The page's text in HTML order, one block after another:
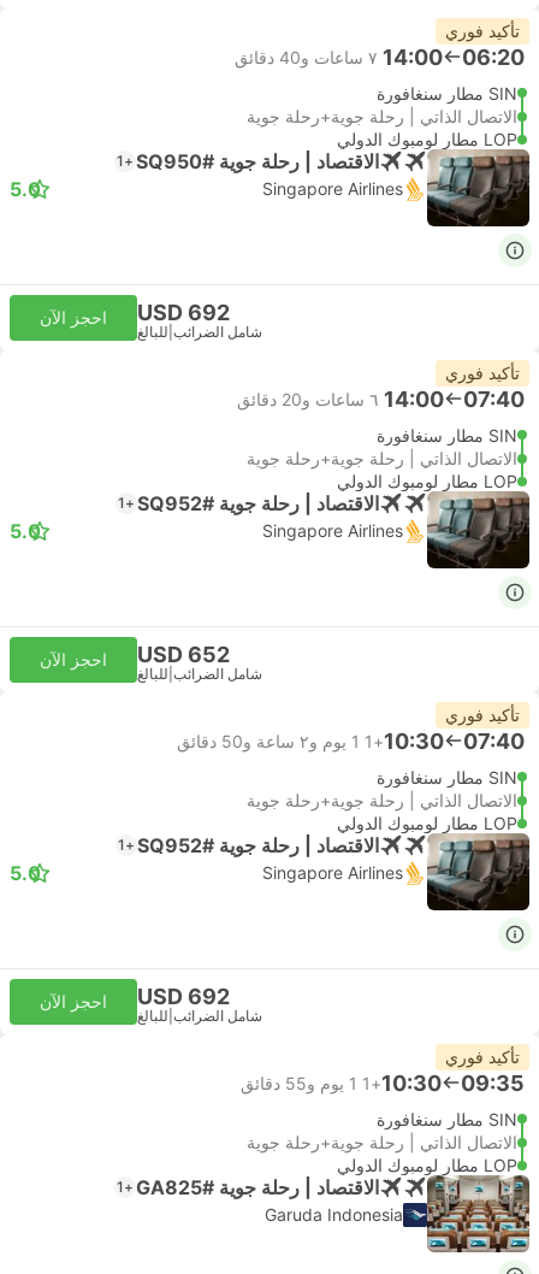
تأكيد فوري
06:20
14:00 ٧ ساعات و‫40 دقائق
SIN مطار سنغافورة
الاتصال الذاتي | رحلة جوية+رحلة جوية
LOP مطار لومبوك الدولي
الاقتصاد | رحلة جوية #SQ950 +1
Singapore Airlines
5.0
USD 692
شامل الضرائب للبالغ
احجز الآن
تأكيد فوري
07:40
14:00 ٦ ساعات و‫20 دقائق
SIN مطار سنغافورة
الاتصال الذاتي | رحلة جوية+رحلة جوية
LOP مطار لومبوك الدولي
الاقتصاد | رحلة جوية #SQ952 +1
Singapore Airlines
5.0
USD 652
شامل الضرائب للبالغ
احجز الآن
تأكيد فوري
07:40
10:30
+1
1 يوم و٢ ساعة و‫50 دقائق
SIN مطار سنغافورة
الاتصال الذاتي | رحلة جوية+رحلة جوية
LOP مطار لومبوك الدولي
الاقتصاد | رحلة جوية #SQ952 +1
Singapore Airlines
5.0
USD 692
شامل الضرائب للبالغ
احجز الآن
تأكيد فوري
09:35
10:30
+1
1 يوم و‫55 دقائق
SIN مطار سنغافورة
الاتصال الذاتي | رحلة جوية+رحلة جوية
LOP مطار لومبوك الدولي
الاقتصاد | رحلة جوية #GA825 +1
Garuda Indonesia